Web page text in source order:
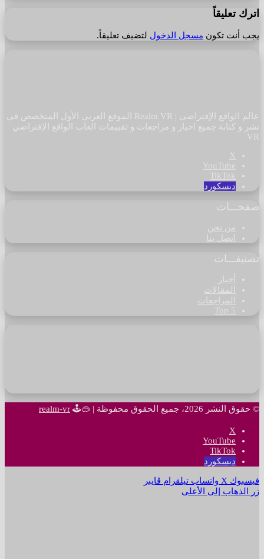
اترك تعليقاً
يجب أنت تكون مسجل الدخول لتضيف تعليقاً.
عالم الواقع الإفتراضي | Realm VR الموقع العربي الأول المتخصص في
نشر و كتابة جميع اخبار و مراجعات و تقييمات العاب الواقع الإفتراضي
VR
‫X
‫YouTube
‫TikTok
ديسكورد
صفحـــات
من نحن
اتصل بنا
تصنيفـــات
أخبار
المقالات
المراجعات
Top 5
© حقوق النشر 2026، جميع الحقوق محفوظة | 🥽🕹
realm-vr
‫X
‫YouTube
‫TikTok
ديسكورد
فيسبوك ‫X واتساب تيلقرام ڤايبر
زر الذهاب إلى الأعلى